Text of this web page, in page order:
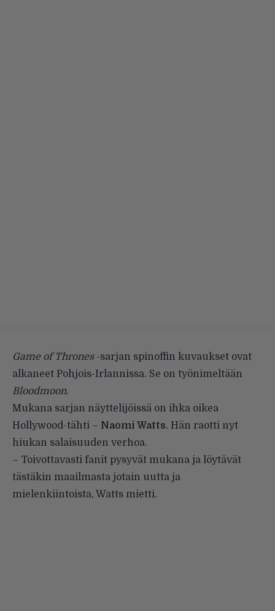
Game of Thrones-sarjan spinoffin kuvaukset ovat
alkaneet Pohjois-Irlannissa. Se on työnimeltään
Bloodmoon.
Mukana sarjan näyttelijöissä on ihka oikea
Hollywood-tähti – Naomi Watts. Hän raotti nyt
hiukan salaisuuden verhoa.
– Toivottavasti fanit pysyvät mukana ja löytävät
tästäkin maailmasta jotain uutta ja
mielenkiintoista, Watts mietti.